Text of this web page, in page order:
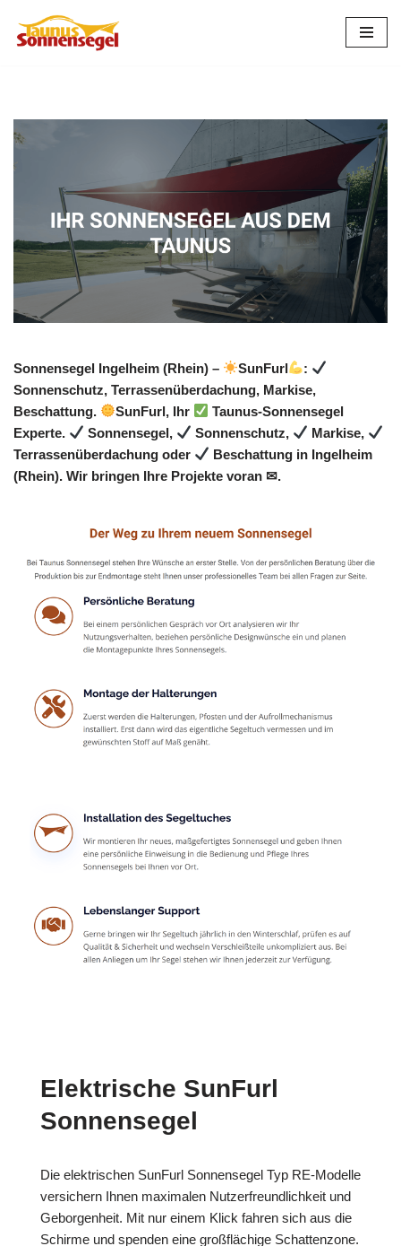
Zum
Sonnensegel Ingelheim (Rhein) – SunFurl
:
Sonnenschutz, Terrassenüberdachung, Markise,
Beschattung.
SunFurl, Ihr
Taunus-Sonnensegel
Experte.
Sonnensegel, Sonnenschutz,
Markise,
Terrassenüberdachung oder
Beschattung in Ingelheim
(Rhein). Wir bringen Ihre Projekte voran ✉.
Elektrische SunFurl
Sonnensegel
Die elektrischen SunFurl Sonnensegel Typ RE-Modelle
versichern Ihnen maximalen Nutzerfreundlichkeit und
Geborgenheit. Mit nur einem Klick fahren sich aus die
Schirme und spenden eine großflächige Schattenzone.